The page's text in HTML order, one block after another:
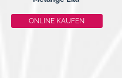
ONLINE KAUFEN